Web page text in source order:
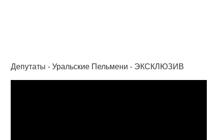
Депутаты - Уральские Пельмени - ЭКСКЛЮЗИВ